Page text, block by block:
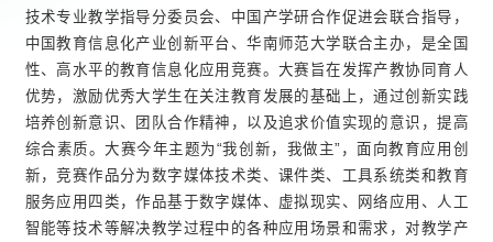
技术专业教学指导分委员会、中国产学研合作促进会联合指导，
中国教育信息化产业创新平台、华南师范大学联合主办，是全国
性、高水平的教育信息化应用竞赛。大赛旨在发挥产教协同育人
优势，激励优秀大学生在关注教育发展的基础上，通过创新实践
培养创新意识、团队合作精神，以及追求价值实现的意识，提高
综合素质。大赛今年主题为“我创新，我做主”，面向教育应用创
新，竞赛作品分为数字媒体技术类、课件类、工具系统类和教育
服务应用四类，作品基于数字媒体、虚拟现实、网络应用、人工
智能等技术等解决教学过程中的各种应用场景和需求，对教学产